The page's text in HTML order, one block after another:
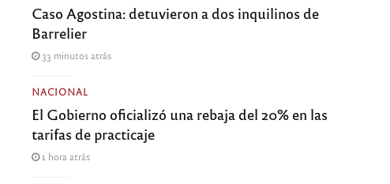
Caso Agostina: detuvieron a dos inquilinos de
Barrelier
33 minutos atrás
NACIONAL
El Gobierno oficializó una rebaja del 20% en las
tarifas de practicaje
1 hora atrás